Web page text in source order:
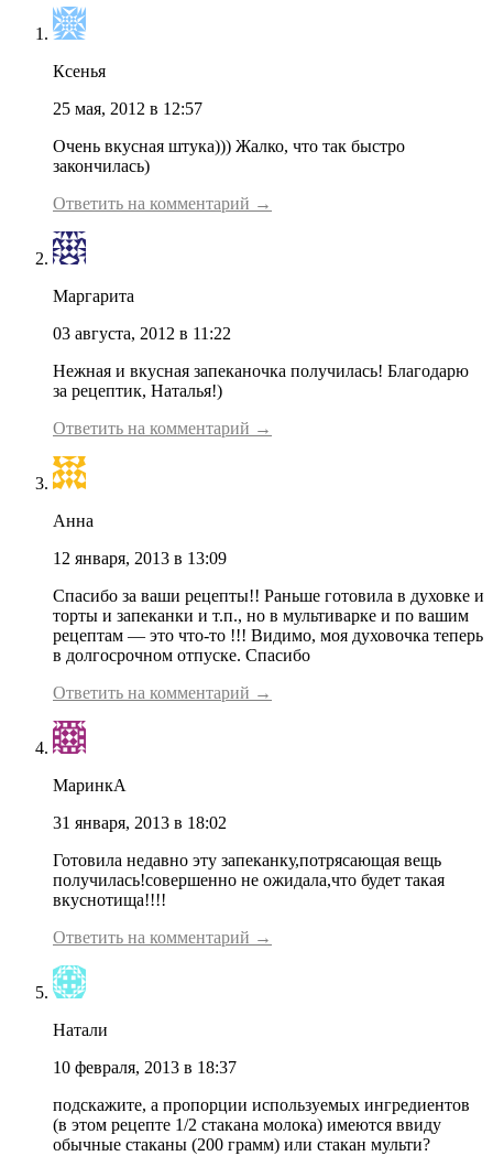
Ксенья
25 мая, 2012 в 12:57
Очень вкусная штука))) Жалко, что так быстро
закончилась)
Ответить на комментарий →
Маргарита
03 августа, 2012 в 11:22
Нежная и вкусная запеканочка получилась! Благодарю
за рецептик, Наталья!)
Ответить на комментарий →
Анна
12 января, 2013 в 13:09
Спасибо за ваши рецепты!! Раньше готовила в духовке и
торты и запеканки и т.п., но в мультиварке и по вашим
рецептам — это что-то !!! Видимо, моя духовочка теперь
в долгосрочном отпуске. Спасибо
Ответить на комментарий →
МаринкА
31 января, 2013 в 18:02
Готовила недавно эту запеканку,потрясающая вещь
получилась!совершенно не ожидала,что будет такая
вкуснотища!!!!
Ответить на комментарий →
Натали
10 февраля, 2013 в 18:37
подскажите, а пропорции используемых ингредиентов
(в этом рецепте 1/2 стакана молока) имеются ввиду
обычные стаканы (200 грамм) или стакан мульти?